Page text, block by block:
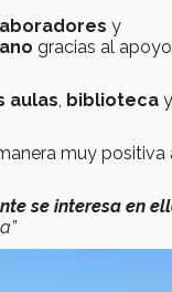
y
gracias al
aulas, biblioteca
muy positiva
se interesa en